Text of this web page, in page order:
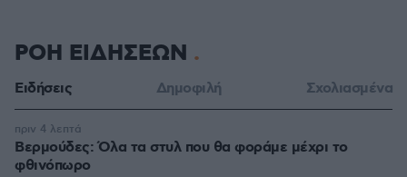
ΡΟΗ ΕΙΔΗΣΕΩΝ
Ειδήσεις Δημοφιλή Σχολιασμένα
Βερμούδες: Όλα τα στυλ που θα φοράμε μέχρι το
φθινόπωρο
πριν 4 λεπτά